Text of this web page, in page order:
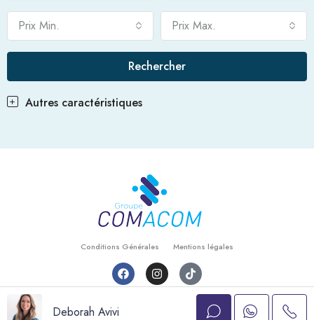
Prix Min. Prix Max.
Rechercher
Autres caractéristiques
Conditions Générales Mentions légales
© Comacom - Tout droits réservés
Deborah Avivi